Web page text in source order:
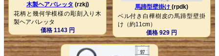
木製ヘアバレッタ (rzkj)
花柄と幾何学模様の彫刻入り木
製ヘアバレッタ
価格 1143 円
馬蹄型壁掛け (rpdk)
ベル付き白樺樹皮の馬蹄型壁掛
け（約11cm）
価格 929 円